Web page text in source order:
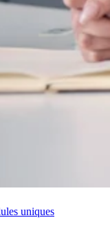
uniques
Precision adoptent
projets et peuvent
de dosage des
choix de la meilleure
ou dans le cadre